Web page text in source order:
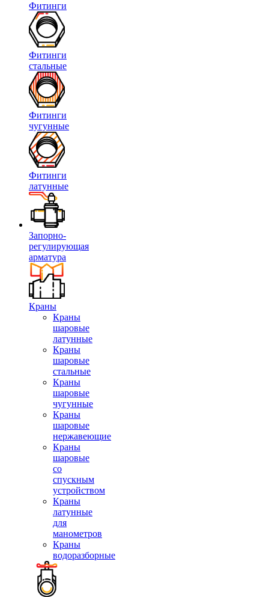
Фитинги
Фитинги
стальные
Фитинги
чугунные
Фитинги
латунные
Запорно-
регулирующая
арматура
Краны
Краны
шаровые
латунные
Краны
шаровые
стальные
Краны
шаровые
чугунные
Краны
шаровые
нержавеющие
Краны
шаровые
со
спускным
устройством
Краны
латунные
для
манометров
Краны
водоразборные